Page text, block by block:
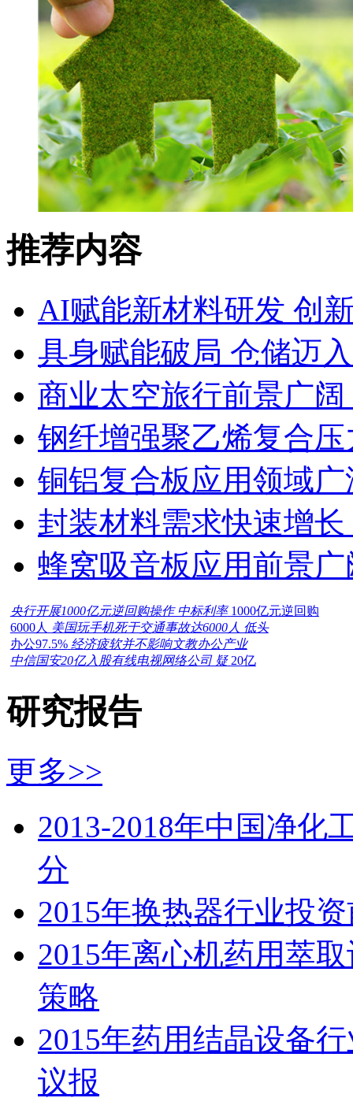
推荐内容
AI赋能新材料研发 创
具身赋能破局 仓储迈
商业太空旅行前景广
钢纤增强聚乙烯复合
铜铝复合板应用领域
封装材料需求快速增
蜂窝吸音板应用前景
央行开展1000亿元逆回购操作 中标利率 1000亿元逆回购
6000人 美国玩手机死于交通事故达6000人 低头
办公97.5% 经济疲软并不影响文教办公产业
中信国安20亿入股有线电视网络公司 疑 20亿
研究报告
更多>>
2013-2018年中国净化
分
2015年换热器行业投
2015年离心机药用萃
策略
2015年药用结晶设备
议报